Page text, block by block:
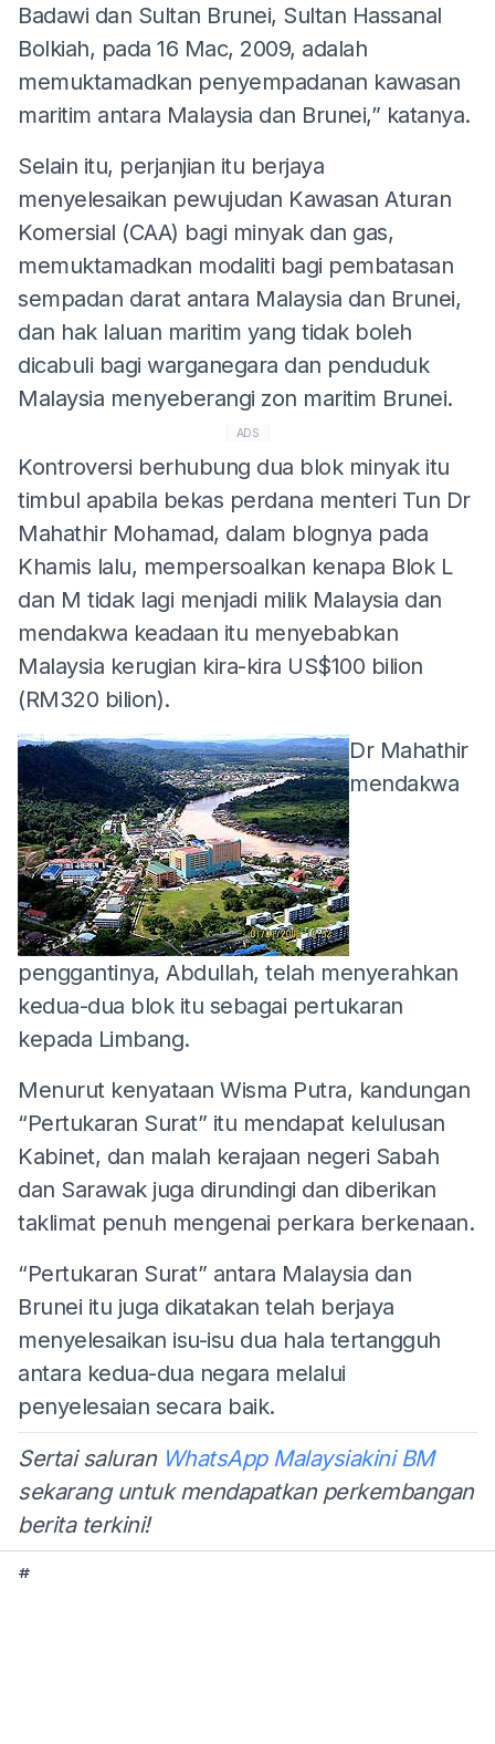
Badawi dan Sultan Brunei, Sultan Hassanal
Bolkiah, pada 16 Mac, 2009, adalah
memuktamadkan penyempadanan kawasan
maritim antara Malaysia dan Brunei,” katanya.
Selain itu, perjanjian itu berjaya
menyelesaikan pewujudan Kawasan Aturan
Komersial (CAA) bagi minyak dan gas,
memuktamadkan modaliti bagi pembatasan
sempadan darat antara Malaysia dan Brunei,
dan hak laluan maritim yang tidak boleh
dicabuli bagi warganegara dan penduduk
Malaysia menyeberangi zon maritim Brunei.
ADS
Kontroversi berhubung dua blok minyak itu
timbul apabila bekas perdana menteri Tun Dr
Mahathir Mohamad, dalam blognya pada
Khamis lalu, mempersoalkan kenapa Blok L
dan M tidak lagi menjadi milik Malaysia dan
mendakwa keadaan itu menyebabkan
Malaysia kerugian kira-kira US$100 bilion
(RM320 bilion).
Dr Mahathir
mendakwa
penggantinya, Abdullah, telah menyerahkan
kedua-dua blok itu sebagai pertukaran
kepada Limbang.
Menurut kenyataan Wisma Putra, kandungan
“Pertukaran Surat” itu mendapat kelulusan
Kabinet, dan malah kerajaan negeri Sabah
dan Sarawak juga dirundingi dan diberikan
taklimat penuh mengenai perkara berkenaan.
“Pertukaran Surat” antara Malaysia dan
Brunei itu juga dikatakan telah berjaya
menyelesaikan isu-isu dua hala tertangguh
antara kedua-dua negara melalui
penyelesaian secara baik.
Sertai saluran WhatsApp Malaysiakini BM
sekarang untuk mendapatkan perkembangan
berita terkini!
#